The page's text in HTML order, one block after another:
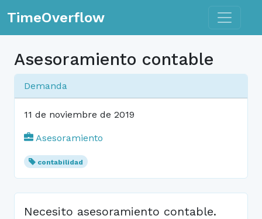
TimeOverflow Toggle
Asesoramiento contable
Demanda
11 de noviembre de 2019
Asesoramiento
contabilidad
Necesito asesoramiento contable.